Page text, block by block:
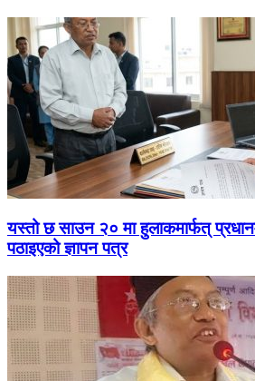
यस्तो छ साउन २० मा हुलाकमार्फत्
पठाइएको ज्ञापन पत्र